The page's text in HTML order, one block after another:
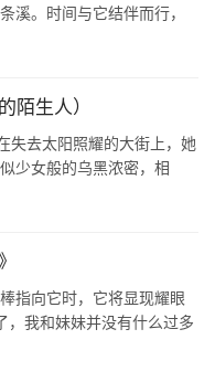
溪。时间与它结伴而行，
陌生人）
失去太阳照耀的大街上，她
少女般的乌黑浓密，相
指向它时，它将显现耀眼
我和妹妹并没有什么过多